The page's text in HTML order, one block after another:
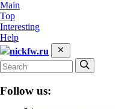
Main
Top
Interesting
Help
nickfw.ru
Follow us: